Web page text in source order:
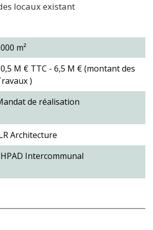
locaux existant
m²
M € TTC - 6,5 M € (montant des
)
de réalisation
Architecture
Intercommunal